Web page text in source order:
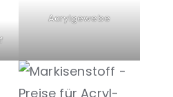
Acrylgewebe